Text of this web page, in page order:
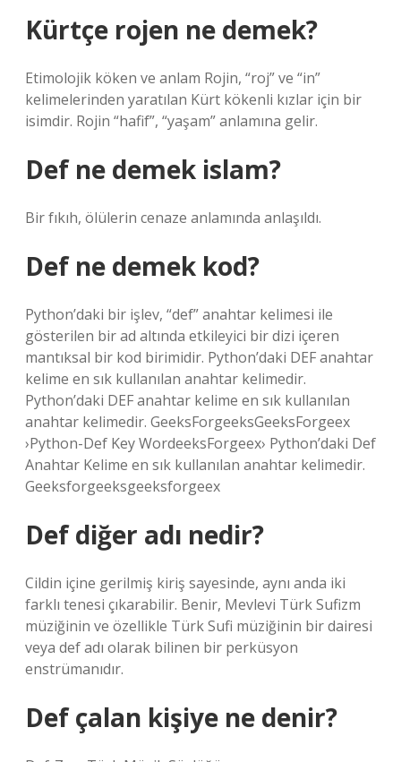
Kürtçe rojen ne demek?
Etimolojik köken ve anlam Rojin, “roj” ve “in”
kelimelerinden yaratılan Kürt kökenli kızlar için bir
isimdir. Rojin “hafif”, “yaşam” anlamına gelir.
Def ne demek islam?
Bir fıkıh, ölülerin cenaze anlamında anlaşıldı.
Def ne demek kod?
Python’daki bir işlev, “def” anahtar kelimesi ile
gösterilen bir ad altında etkileyici bir dizi içeren
mantıksal bir kod birimidir. Python’daki DEF anahtar
kelime en sık kullanılan anahtar kelimedir.
Python’daki DEF anahtar kelime en sık kullanılan
anahtar kelimedir. GeeksForgeeksGeeksForgeex
›Python-Def Key WordeeksForgeex› Python’daki Def
Anahtar Kelime en sık kullanılan anahtar kelimedir.
Geeksforgeeksgeeksforgeex
Def diğer adı nedir?
Cildin içine gerilmiş kiriş sayesinde, aynı anda iki
farklı tenesi çıkarabilir. Benir, Mevlevi Türk Sufizm
müziğinin ve özellikle Türk Sufi müziğinin bir dairesi
veya def adı olarak bilinen bir perküsyon
enstrümanıdır.
Def çalan kişiye ne denir?